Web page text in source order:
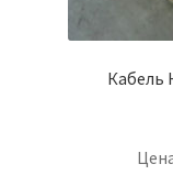
Кабель